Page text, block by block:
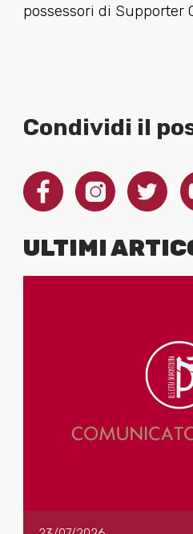
possessori di Supporter
Condividi il
ULTIMI